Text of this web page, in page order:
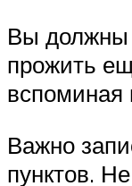
Вы должны
прожить
вспоминая
Важно
пунктов.